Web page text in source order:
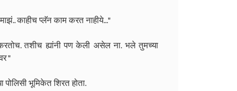
काहीच प्लॅन काम करत नाहीये..."
तशीच ह्यांनी पण केली असेल ना. भले तुमच्या
"
भूमिकेत शिरत होता.